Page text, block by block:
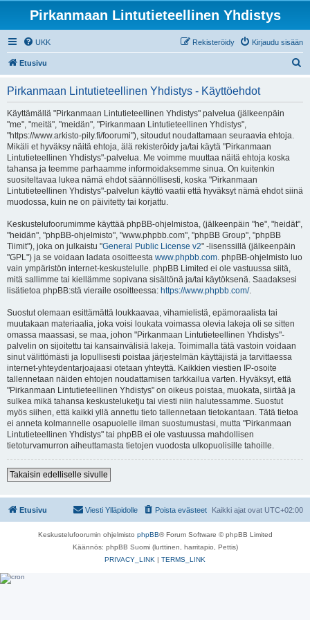
Pirkanmaan Lintutieteellinen Yhdistys
UKK Kirjaudu sisään
Rekisteröidy
Etusivu
Pirkanmaan Lintutieteellinen Yhdistys - Käyttöehdot
Käyttämällä "Pirkanmaan Lintutieteellinen Yhdistys" palvelua (jälkeenpäin
"me", "meitä", "meidän", "Pirkanmaan Lintutieteellinen Yhdistys",
"https://www.arkisto-pily.fi/foorumi"), sitoudut noudattamaan seuraavia ehtoja.
Mikäli et hyväksy näitä ehtoja, älä rekisteröidy ja/tai käytä "Pirkanmaan
Lintutieteellinen Yhdistys"-palvelua. Me voimme muuttaa näitä ehtoja koska
tahansa ja teemme parhaamme informoidaksemme sinua. On kuitenkin
suositeltavaa lukea nämä ehdot säännöllisesti, koska "Pirkanmaan
Lintutieteellinen Yhdistys"-palvelun käyttö vaatii että hyväksyt nämä ehdot siinä
muodossa, kuin ne on päivitetty tai korjattu.
Keskustelufoorumimme käyttää phpBB-ohjelmistoa, (jälkeenpäin "he", "heidät",
"heidän", "phpBB-ohjelmisto", "www.phpbb.com", "phpBB Group", "phpBB
Tiimit"), joka on julkaistu "General Public License v2" -lisenssillä (jälkeenpäin
"GPL") ja se voidaan ladata osoitteesta www.phpbb.com. phpBB-ohjelmisto luo
vain ympäristön internet-keskustelulle. phpBB Limited ei ole vastuussa siitä,
mitä sallimme tai kiellämme sopivana sisältönä ja/tai käytöksenä. Saadaksesi
lisätietoa phpBB:stä vieraile osoitteessa: https://www.phpbb.com/.
Suostut olemaan esittämättä loukkaavaa, vihamielistä, epämoraalista tai
muutakaan materiaalia, joka voisi loukata voimassa olevia lakeja oli se sitten
omassa maassasi, se maa, johon "Pirkanmaan Lintutieteellinen Yhdistys"-
palvelin on sijoitettu tai kansainvälisiä lakeja. Toimimalla tätä vastoin voidaan
sinut välittömästi ja lopullisesti poistaa järjestelmän käyttäjistä ja tarvittaessa
internet-yhteydentarjoajaasi otetaan yhteyttä. Kaikkien viestien IP-osoite
tallennetaan näiden ehtojen noudattamisen tarkkailua varten. Hyväksyt, että
"Pirkanmaan Lintutieteellinen Yhdistys" on oikeus poistaa, muokata, siirtää ja
sulkea mikä tahansa keskusteluketju tai viesti niin halutessamme. Suostut
myös siihen, että kaikki yllä annettu tieto tallennetaan tietokantaan. Tätä tietoa
ei anneta kolmannelle osapuolelle ilman suostumustasi, mutta "Pirkanmaan
Lintutieteellinen Yhdistys" tai phpBB ei ole vastuussa mahdollisen
tietoturvamurron aiheuttamasta tietojen vuodosta ulkopuolisille tahoille.
Takaisin edelliselle sivulle
Etusivu Kaikki ajat ovat UTC+02:00
Poista evästeet
Viesti Ylläpidolle
Keskustelufoorumin ohjelmisto phpBB® Forum Software © phpBB Limited
Käännös: phpBB Suomi (lurttinen, harritapio, Pettis)
PRIVACY_LINK | TERMS_LINK